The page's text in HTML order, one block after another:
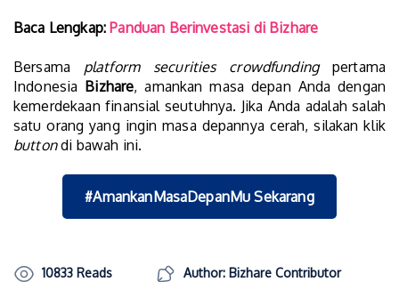
Baca Lengkap: Panduan Berinvestasi di Bizhare
Bersama platform securities crowdfundingpertama
Indonesia Bizhare, amankan masa depan Anda dengan
kemerdekaan finansial seutuhnya. Jika Anda adalah salah
satu orang yang ingin masa depannya cerah, silakan klik
buttondi bawah ini.
#AmankanMasaDepanMu Sekarang
10833 Reads
Author: Bizhare Contributor